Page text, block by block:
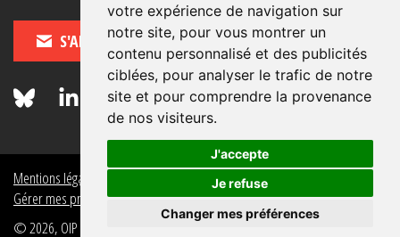
votre expérience de navigation sur
notre site, pour vous montrer un
contenu personnalisé et des publicités
ciblées, pour analyser le trafic de notre
site et pour comprendre la provenance
de nos visiteurs.
J'accepte
Je refuse
Changer mes préférences
S'ABONNER
Mentions légales
Politique de données personnelles
Gérer mes préférences de données personnelles
© 2026, OIP Section FR